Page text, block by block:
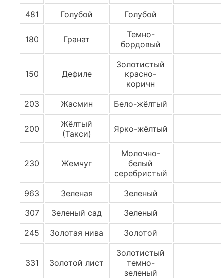
481
Голубой Голубой
180 Гранат
Темно-
бордовый
150 Дефиле
Золотистый
красно-
коричн
203
Жасмин Бело-жёлтый
200
Жёлтый
(Такси)
Ярко-жёлтый
230 Жемчуг
Молочно-
белый
серебристый
963
Зеленая
Зеленый
307
Зеленый сад
Зеленый
245
Золотая нива Золотой
331 Золотой лист
Золотистый
темно-
зеленый